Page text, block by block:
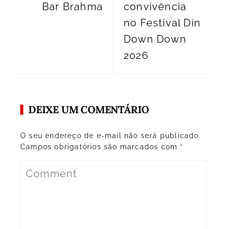
Bar Brahma
convivência
no Festival Din
Down Down
2026
DEIXE UM COMENTÁRIO
O seu endereço de e-mail não será publicado.
Campos obrigatórios são marcados com *